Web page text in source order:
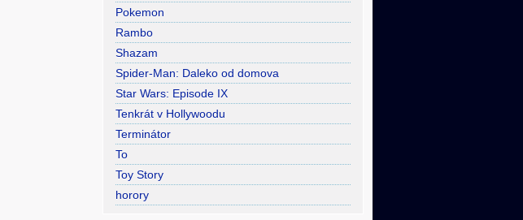
Pokemon
Rambo
Shazam
Spider-Man: Daleko od domova
Star Wars: Episode IX
Tenkrát v Hollywoodu
Terminátor
To
Toy Story
horory